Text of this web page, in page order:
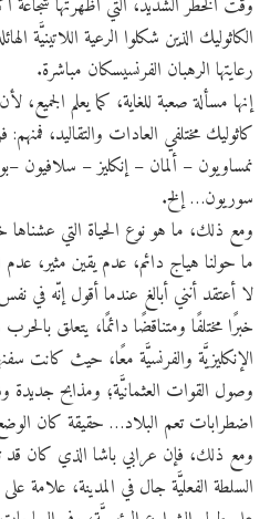
وقت الخطر الشديد، التي أظهرتها
الكاثوليك الذين شكلوا الرعية اللاتينيَّة
رعايتها الرهبان الفرنسيسكان مباشرة.
إنها مسألة صعبة للغاية، كما يعلم
كاثوليك مختلفي العادات والتقاليد،
نمساويون – ألمان – إنكليز – سلافيون
سوريون… إلخ.
ومع ذلك، ما هو نوع الحياة التي
ما حولنا هياج دائم، عدم يقين مثير،
لا أعتقد أنني أبالغ عندما أقول إنّه في
خبرًا مختلفًا ومتناقضًا دائمًا، يتعلق
الإنكليزيَّة والفرنسيَّة معًا، حيث كانت
وصول القوات العثمانيَّة؛ ومذابح جديدة
اضطرابات تعم البلاد… حقيقة كان
ومع ذلك، فإن عرابي باشا الذي كان
السلطة الفعليَّة جال في المدينة، علامة